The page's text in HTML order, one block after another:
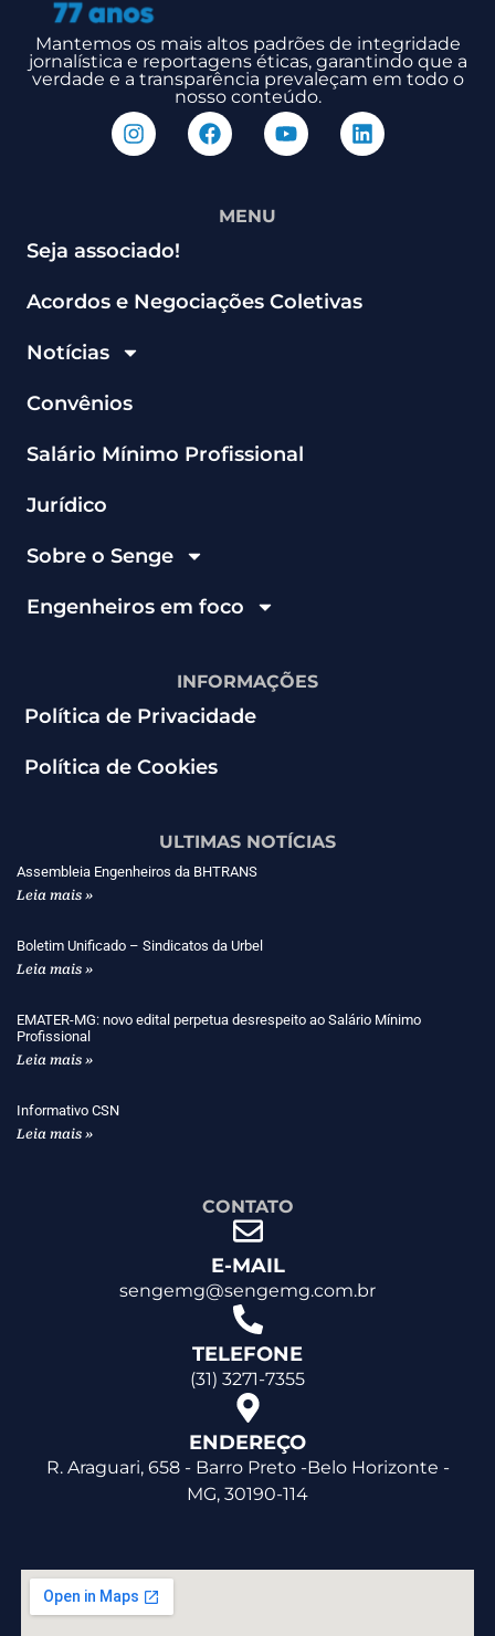
Mantemos os mais altos padrões de integridade
jornalística e reportagens éticas, garantindo que a
verdade e a transparência prevaleçam em todo o
nosso conteúdo.
MENU
Seja associado!
Acordos e Negociações Coletivas
Notícias
Convênios
Salário Mínimo Profissional
Jurídico
Sobre o Senge
Engenheiros em foco
INFORMAÇÕES
Política de Privacidade
Política de Cookies
ULTIMAS NOTÍCIAS
Assembleia Engenheiros da BHTRANS
Leia mais »
Boletim Unificado – Sindicatos da Urbel
Leia mais »
EMATER-MG: novo edital perpetua desrespeito ao Salário Mínimo
Profissional
Leia mais »
Informativo CSN
Leia mais »
CONTATO
E-MAIL
sengemg@sengemg.com.br
TELEFONE
(31) 3271-7355
ENDEREÇO
R. Araguari, 658 - Barro Preto -Belo Horizonte -
MG, 30190-114